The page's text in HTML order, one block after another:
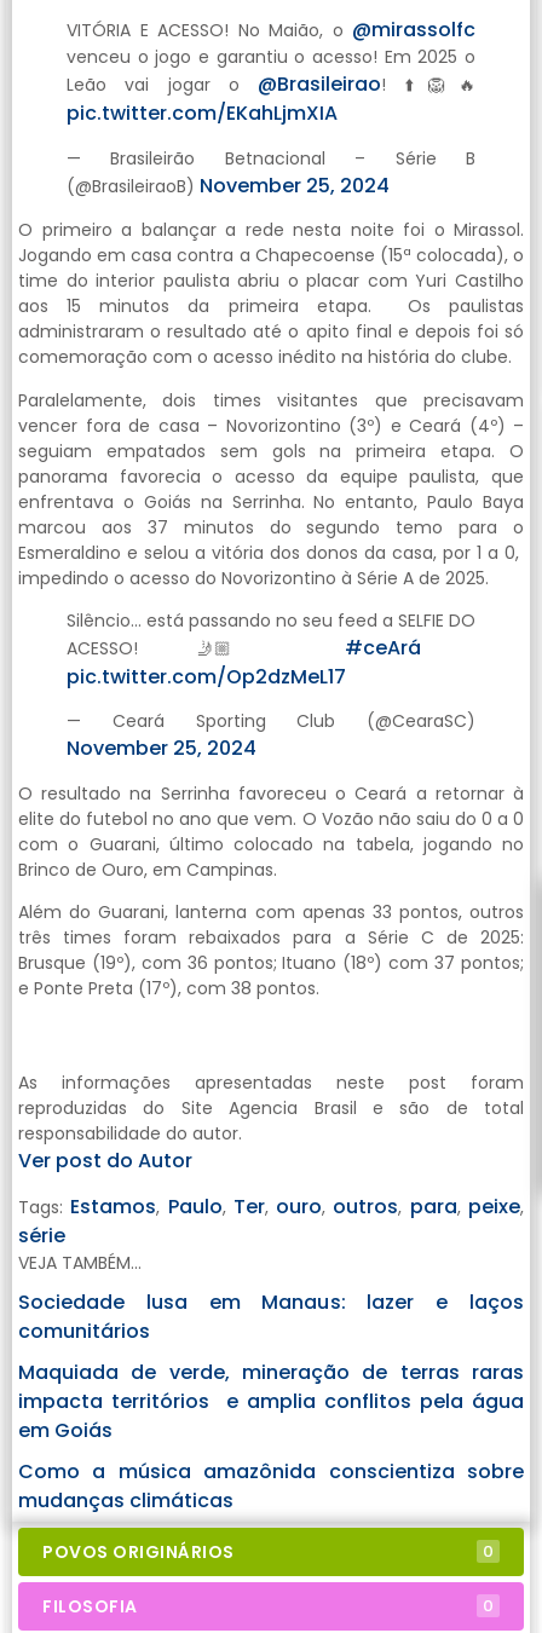
VITÓRIA E ACESSO! No Maião, o @mirassolfc
venceu o jogo e garantiu o acesso! Em 2025 o
Leão vai jogar o @Brasileirao! ⬆️🦁🔥
pic.twitter.com/EKahLjmXIA
— Brasileirão Betnacional – Série B
(@BrasileiraoB) November 25, 2024
O primeiro a balançar a rede nesta noite foi o Mirassol.
Jogando em casa contra a Chapecoense (15ª colocada), o
time do interior paulista abriu o placar com Yuri Castilho
aos 15 minutos da primeira etapa. Os paulistas
administraram o resultado até o apito final e depois foi só
comemoração com o acesso inédito na história do clube.
Paralelamente, dois times visitantes que precisavam
vencer fora de casa – Novorizontino (3º) e Ceará (4º) –
seguiam empatados sem gols na primeira etapa. O
panorama favorecia o acesso da equipe paulista, que
enfrentava o Goiás na Serrinha. No entanto, Paulo Baya
marcou aos 37 minutos do segundo temo para o
Esmeraldino e selou a vitória dos donos da casa, por 1 a 0,
impedindo o acesso do Novorizontino à Série A de 2025.
Silêncio… está passando no seu feed a SELFIE DO
ACESSO! 🤳🏼 #ceArá
pic.twitter.com/Op2dzMeL17
— Ceará Sporting Club (@CearaSC)
November 25, 2024
O resultado na Serrinha favoreceu o Ceará a retornar à
elite do futebol no ano que vem. O Vozão não saiu do 0 a 0
com o Guarani, último colocado na tabela, jogando no
Brinco de Ouro, em Campinas.
Além do Guarani, lanterna com apenas 33 pontos, outros
três times foram rebaixados para a Série C de 2025:
Brusque (19º), com 36 pontos; Ituano (18º) com 37 pontos;
e Ponte Preta (17º), com 38 pontos.
As informações apresentadas neste post foram
reproduzidas do Site Agencia Brasil e são de total
responsabilidade do autor.
Ver post do Autor
Tags: Estamos, Paulo, Ter, ouro, outros, para, peixe,
série
VEJA TAMBÉM...
Sociedade lusa em Manaus: lazer e laços
comunitários
Maquiada de verde, mineração de terras raras
impacta territórios e amplia conflitos pela água
em Goiás
Como a música amazônida conscientiza sobre
mudanças climáticas
POVOS ORIGINÁRIOS 0
FILOSOFIA 0